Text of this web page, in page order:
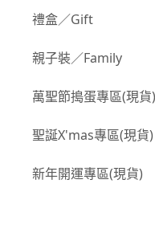
BABY 下身(短褲)
BABY 下身(長褲)
BABY 套裝(短袖)
BABY 套裝(長袖)
叢林探險系列
小紳士系列
韓國小歐巴
Girl 套裝(短袖)
率性牛仔風
夢幻童話系列
小洋裝系列
Acc 鞋子
Acc 餐具
Acc 寢具
Acc 其他
野餐趣
©Wonchi 台灣 ｜ 兒
©Disney 美國｜嬰兒
©風車圖書 台灣｜兒
嘴
禮盒／Gift
親子裝／Family
萬聖節搗蛋專區(現貨)
萬聖造型頭套(3歲以上)
萬聖.嬰幼兒(0-2歲)
聖誕X'mas專區(現貨)
聖誕.嬰幼兒(0-2歲)
新年開運專區(現貨)